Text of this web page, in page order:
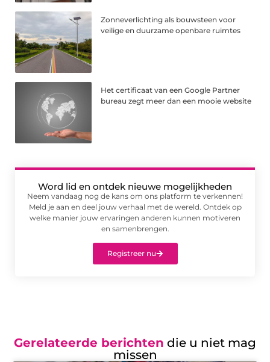
Zonneverlichting als bouwsteen voor
veilige en duurzame openbare ruimtes
Het certificaat van een Google Partner
bureau zegt meer dan een mooie website
Word lid en ontdek nieuwe mogelijkheden
Neem vandaag nog de kans om ons platform te verkennen!
Meld je aan en deel jouw verhaal met de wereld. Ontdek op
welke manier jouw ervaringen anderen kunnen motiveren
en samenbrengen.
Registreer nu
Gerelateerde berichten die u niet mag
missen